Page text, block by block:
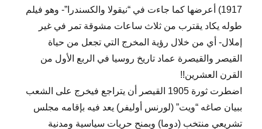
1917) أعرضها كما جاءت في “نيقولا والكسندرا”- وهو فيلم
طوله يكاد يقترب من ثلاث ساعات مشوقة تمر في غير
إملال- أي من خلال رؤية المخرج التي تجعل من حياة
القيصر والقيصرة عماد تاريخ روسيا في الربع الأول من
القرن العشرين!!
اضطرت ثورة 1905 القيصر أن يتراجع فيخرج على الشعب
ببيان صاغه “ويت” (لورنس أوليفر) يعد فيه بإقامه مجلس
تشريعي منتخب (دوما) وبمنح حريات سياسية ومدنية